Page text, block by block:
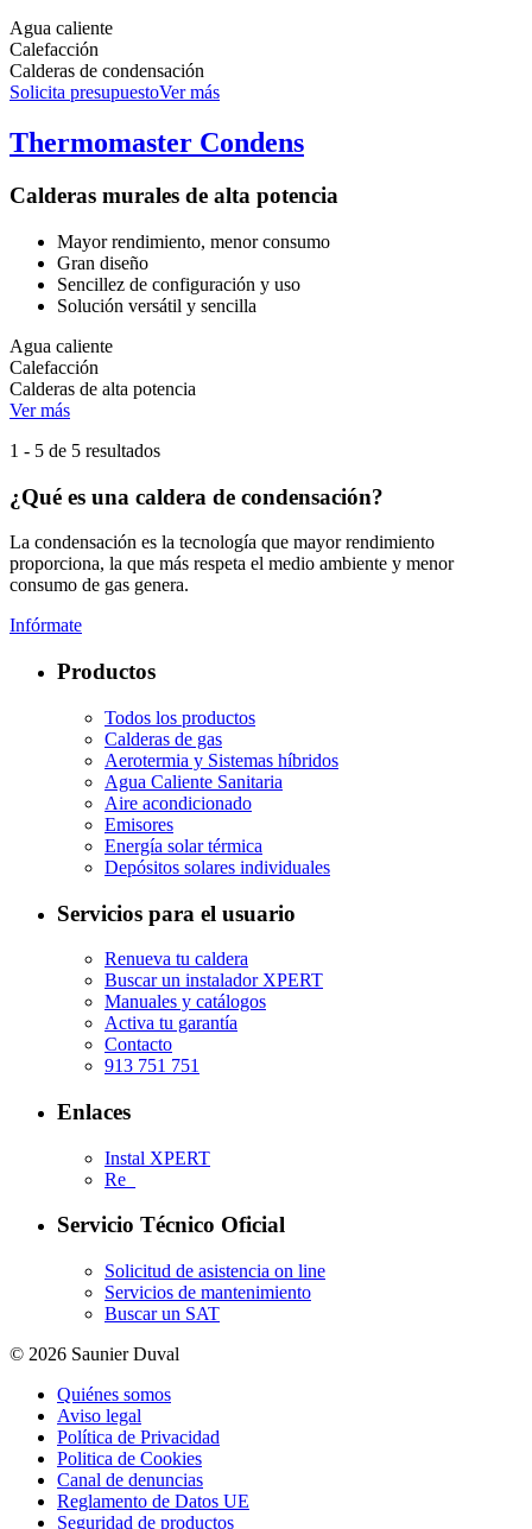
Agua caliente
Calefacción
Calderas de condensación
Solicita presupuestoVer más
Thermomaster Condens
Calderas murales de alta potencia
Mayor rendimiento, menor consumo
Gran diseño
Sencillez de configuración y uso
Solución versátil y sencilla
Agua caliente
Calefacción
Calderas de alta potencia
Ver más
1 - 5 de 5 resultados
¿Qué es una caldera de condensación?
La condensación es la tecnología que mayor rendimiento
proporciona, la que más respeta el medio ambiente y menor
consumo de gas genera.
Infórmate
Productos
Todos los productos
Calderas de gas
Aerotermia y Sistemas híbridos
Agua Caliente Sanitaria
Aire acondicionado
Emisores
Energía solar térmica
Depósitos solares individuales
Servicios para el usuario
Renueva tu caldera
Buscar un instalador XPERT
Manuales y catálogos
Activa tu garantía
Contacto
913 751 751
Enlaces
Instal XPERT
Re_
Servicio Técnico Oficial
Solicitud de asistencia on line
Servicios de mantenimiento
Buscar un SAT
© 2026 Saunier Duval
Quiénes somos
Aviso legal
Política de Privacidad
Politica de Cookies
Canal de denuncias
Reglamento de Datos UE
Seguridad de productos